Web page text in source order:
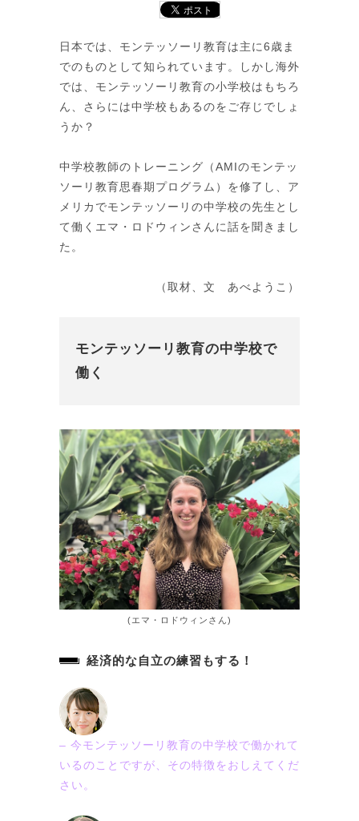
日本では、モンテッソーリ教育は主に6歳ま
でのものとして知られています。しかし海外
では、モンテッソーリ教育の小学校はもちろ
ん、さらには中学校もあるのをご存じでしょ
うか？
中学校教師のトレーニング（AMIのモンテッ
ソーリ教育思春期プログラム）を修了し、ア
メリカでモンテッソーリの中学校の先生とし
て働くエマ・ロドウィンさんに話を聞きまし
た。
（取材、文 あべようこ）
モンテッソーリ教育の中学校で
働く
(エマ・ロドウィンさん)
経済的な自立の練習もする！
– 今モンテッソーリ教育の中学校で働かれて
いるのことですが、その特徴をおしえてくだ
さい。